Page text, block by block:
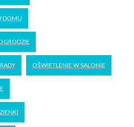
DOMU
OŚWIETLENIE W SALONIE